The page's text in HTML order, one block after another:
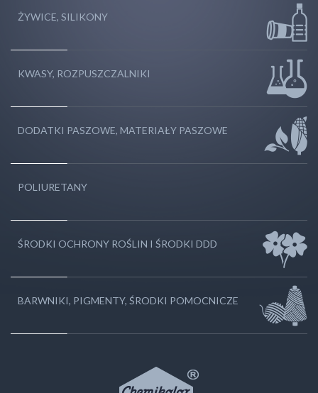
ŻYWICE, SILIKONY
KWASY, ROZPUSZCZALNIKI
DODATKI PASZOWE, MATERIAŁY PASZOWE
POLIURETANY
ŚRODKI OCHRONY ROŚLIN I ŚRODKI DDD
BARWNIKI, PIGMENTY, ŚRODKI POMOCNICZE